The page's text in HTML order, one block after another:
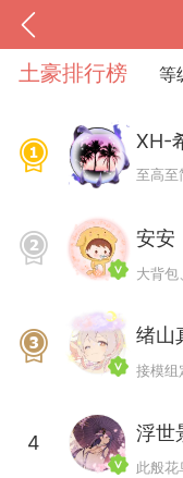
土豪排行榜 等
我的钱包
MOD下载
XH-
至高至
安安
绪山
接模
4 浮世